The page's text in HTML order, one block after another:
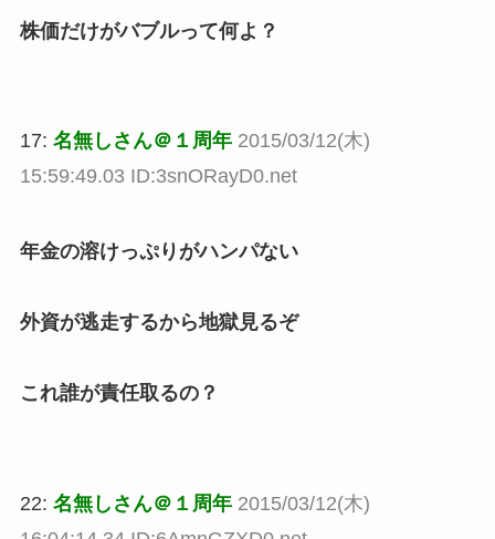
株価だけがバブルって何よ？
17: 名無しさん＠１周年 2015/03/12(木)
15:59:49.03 ID:3snORayD0.net
年金の溶けっぷりがハンパない
外資が逃走するから地獄見るぞ
これ誰が責任取るの？
22: 名無しさん＠１周年 2015/03/12(木)